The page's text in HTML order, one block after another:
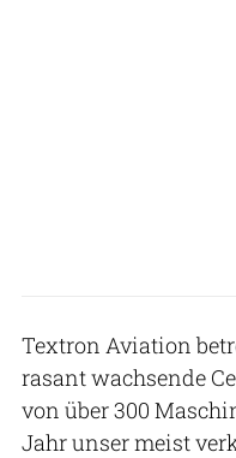
Textron Aviation
rasant wachsende
von über 300
Jahr unser meist